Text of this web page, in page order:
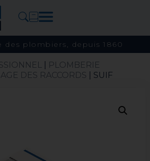
des plombiers, depuis 1860
|
PLOMBERIE
DES RACCORDS | SUIF